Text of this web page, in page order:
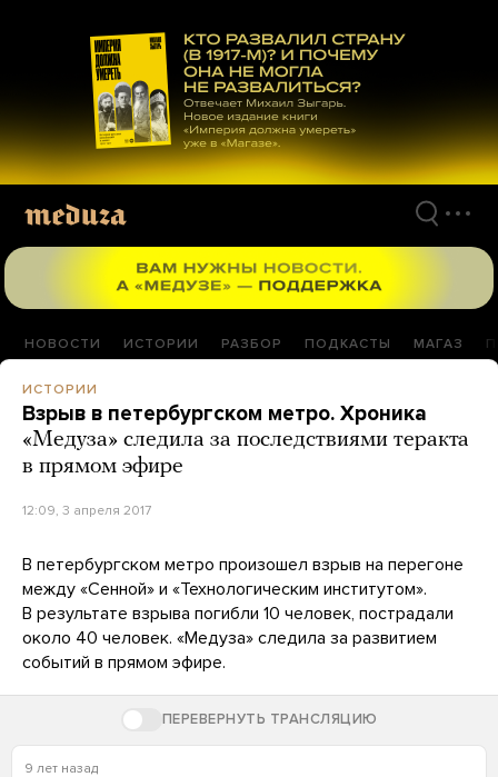
материалам
НОВОСТИ ИСТОРИИ РАЗБОР ПОДКАСТЫ МАГАЗ
ИСТОРИИ
Взрыв в петербургском метро. Хроника
«Медуза» следила за последствиями теракта
в прямом эфире
12:09, 3 апреля 2017
В петербургском метро произошел взрыв на перегоне
между «Сенной» и «Технологическим институтом».
В результате взрыва погибли 10 человек, пострадали
около 40 человек. «Медуза» следила за развитием
событий в прямом эфире.
ПЕРЕВЕРНУТЬ ТРАНСЛЯЦИЮ
9 лет назад